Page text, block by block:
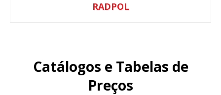
RADPOL
Catálogos e Tabelas de
Preços